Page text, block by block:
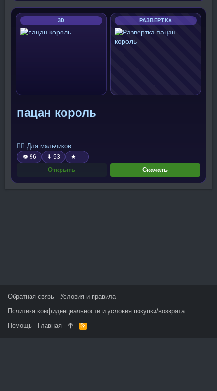
3D РАЗВЕРТКА
пацан король
🧍‍♂️ Для мальчиков
👁 96 ⬇ 53 ★ —
Открыть Скачать
Обратная связь
Условия и правила
Политика конфиденциальности и условия покупки/возврата
Помощь
Главная
R